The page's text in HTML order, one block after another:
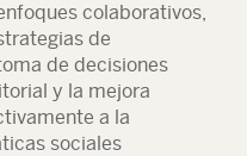
colaborativos,
de
de decisiones
y la mejora
a la
sociales